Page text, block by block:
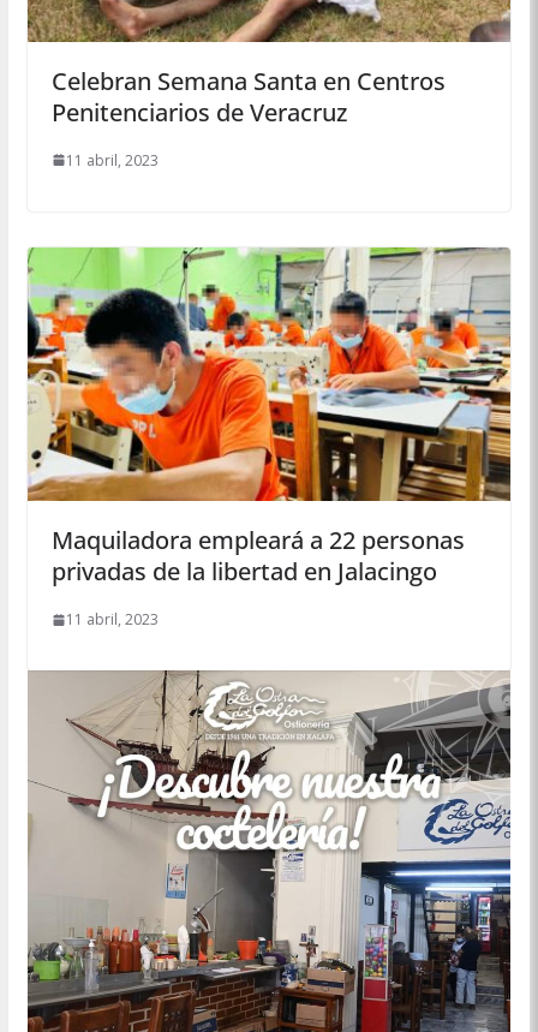
Celebran Semana Santa en Centros
Penitenciarios de Veracruz
11 abril, 2023
Maquiladora empleará a 22 personas
privadas de la libertad en Jalacingo
11 abril, 2023